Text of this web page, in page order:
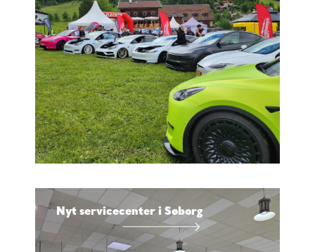
Nyt servicecenter i Søborg